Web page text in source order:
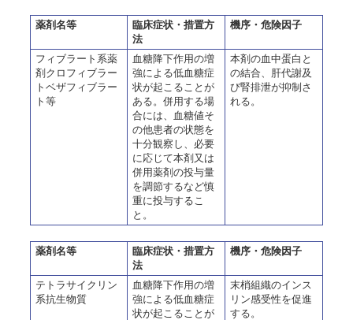
薬剤名等
臨床症状・措置方
法
機序・危険因子
フィブラート系薬
剤クロフィブラー
トベザフィブラー
ト等
血糖降下作用の増
強による低血糖症
状が起こることが
ある。併用する場
合には、血糖値そ
の他患者の状態を
十分観察し、必要
に応じて本剤又は
併用薬剤の投与量
を調節するなど慎
重に投与するこ
と。
本剤の血中蛋白と
の結合、肝代謝及
び腎排泄が抑制さ
れる。
薬剤名等
臨床症状・措置方
法
機序・危険因子
テトラサイクリン
系抗生物質
血糖降下作用の増
強による低血糖症
状が起こることが
末梢組織のインス
リン感受性を促進
する。